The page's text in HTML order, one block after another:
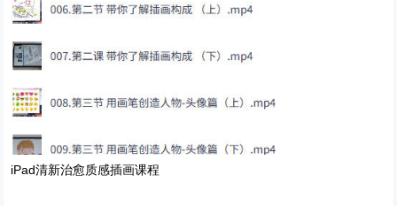
iPad清新治愈质感插画课程